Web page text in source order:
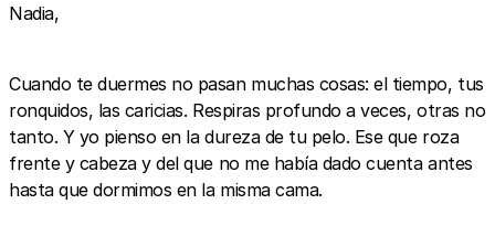
Nadia,
Cuando te duermes no pasan muchas cosas: el tiempo, tus
ronquidos, las caricias. Respiras profundo a veces, otras no
tanto. Y yo pienso en la dureza de tu pelo. Ese que roza
frente y cabeza y del que no me había dado cuenta antes
hasta que dormimos en la misma cama.